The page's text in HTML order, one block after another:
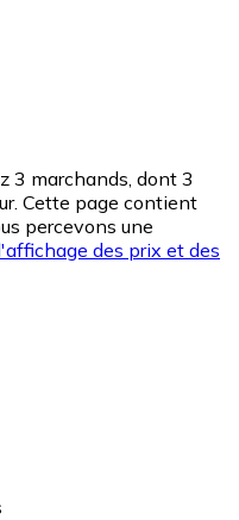
3 marchands, dont 3
Cette page contient
percevons une
des prix et des